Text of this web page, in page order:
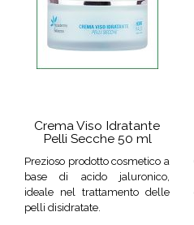
Crema Viso Idratante
Pelli Secche 50 ml
Prezioso prodotto cosmetico a
base di acido jaluronico,
ideale nel trattamento delle
pelli disidratate.